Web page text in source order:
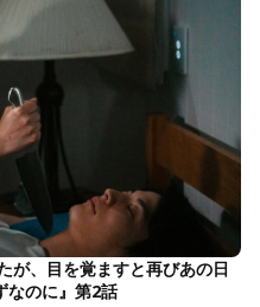
が、目を覚ますと再びあの日
のに』第2話